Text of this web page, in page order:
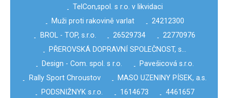
- TelCon,spol. s r.o. v likvidaci
- Muži proti rakovině varlat - 24212300
-
BROL - TOP, s.r.o. - 26529734 - 22770976
- PŘEROVSKÁ DOPRAVNÍ SPOLEČNOST, s…
- Design - Com. spol. s r.o. - Pavešicová s.r.o.
-
Rally Sport Chroustov - MASO UZENINY PÍSEK, a.s.
- PODSNIŽNYK s.r.o. - 1614673 - 4461657